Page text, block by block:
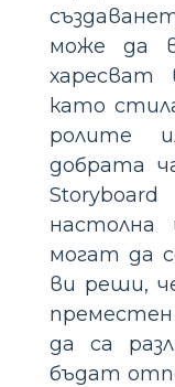
може да
харесват
като
ролите
добрата
могат да
ви реши,
да са
бъдат